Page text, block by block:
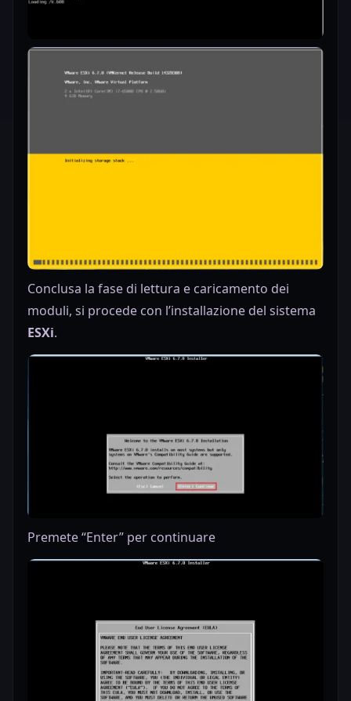
Conclusa la fase di lettura e caricamento dei
moduli, si procede con l’installazione del sistema
ESXi.
Premete “Enter” per continuare